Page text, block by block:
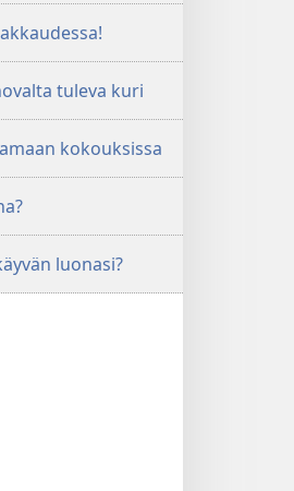
tuleva kuri
kokouksissa
luonasi?